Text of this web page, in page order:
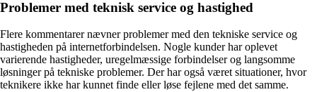
Problemer med teknisk service og hastighed
Flere kommentarer nævner problemer med den tekniske service og
hastigheden på internetforbindelsen. Nogle kunder har oplevet
varierende hastigheder, uregelmæssige forbindelser og langsomme
løsninger på tekniske problemer. Der har også været situationer, hvor
teknikere ikke har kunnet finde eller løse fejlene med det samme.